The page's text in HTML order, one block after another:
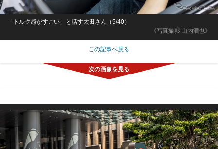
《写真撮影 山内潤也》
「トルク感がすごい」と話す太田さん（5/40）
この記事へ戻る